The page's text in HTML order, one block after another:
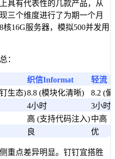
具有代表性的几款产品，从
三个维度进行了为期一个月
16G服务器，模拟500并发用
：
织信Informat
轻流
生态)8.8 (模块化清晰)
8.2 (
4小时
3小时
高 (支持代码注入)中高
良 优
重点差异明显。钉钉宜搭胜